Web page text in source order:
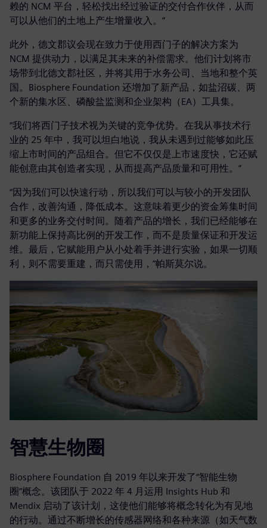
赖的 NCM 平台，轻松找出经过验证的交付合作伙伴，从而
可以从他们的土地上产生增量收入。”
此外，德文郡议会现在致力于使用西门子的解决方案为
NCM 提供动力，以满足其未来的补偿需求。他们计划将市
场带到北德文郡社区，并将其用于水务公司、当地和整个英
国。Biosphere Foundation 还增加了新产品，如盐沼碳、两
个新的集水区、磷酸盐监测和企业架构（EA）工具集。
“我们将西门子技术视为关键的竞争优势。在我从事技术行
业的 25 年中，我可以坦白地说，我从未遇到过能够如此压
缩上市时间的产品组合。但它不仅仅是上市速度快，它还赋
能创意由其创造者实现，从而提高产品质量和可用性。”
“因为我们可以快速行动，所以我们可以与较小的开发团队
合作，改善沟通，降低成本。这意味着更少的资金筹集时间
和更多的业务交付时间。随着产品的增长，我们已经能够在
新功能上保持高比例的开发工作，而不是质量保证和开发运
维。最后，它赋能用户从小处着手并进行实验，如果一切顺
利，则不需要重建，而只需使用，”帕斯莫尔说。
智慧生物圈
Biosphere Foundation 自 2019 年以来开发了“智能生物
圈”概念。该团队于 2022 年 4 月运用 Insights Hub 和
Mendix 启动了该计划，这使他们能够将概念转化为有见地
的行动。通过不断增长的传感器网络和各种来源（如天气数